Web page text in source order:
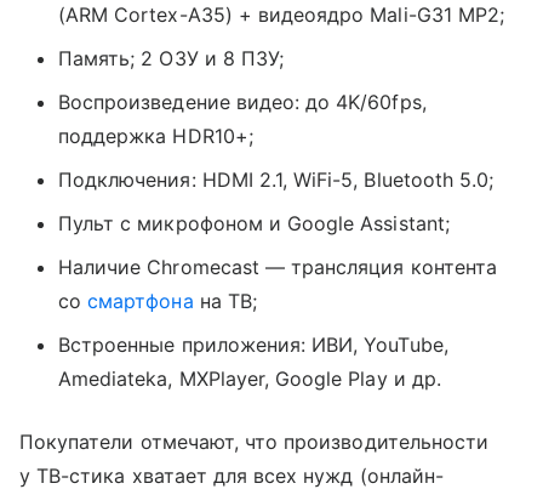
(ARM Cortex-A35) + видеоядро Mali-G31 MP2;
Память; 2 ОЗУ и 8 ПЗУ;
Воспроизведение видео: до 4K/60fps,
поддержка HDR10+;
Подключения: HDMI 2.1, WiFi-5, Bluetooth 5.0;
Пульт с микрофоном и Google Assistant;
Наличие Chromecast — трансляция контента
сосмартфона на ТВ;
Встроенные приложения: ИВИ, YouTube,
Amediateka, MXPlayer, Google Play и др.
Покупатели отмечают, что производительности
у ТВ-стика хватает для всех нужд (онлайн-